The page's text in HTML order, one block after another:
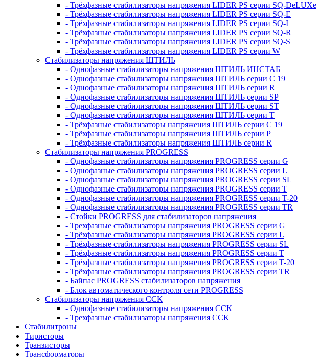
- Трёхфазные стабилизаторы напряжения LIDER PS серии SQ-DeLUXe
- Трёхфазные стабилизаторы напряжения LIDER PS серии SQ-E
- Трёхфазные стабилизаторы напряжения LIDER PS серии SQ-I
- Трёхфазные стабилизаторы напряжения LIDER PS серии SQ-R
- Трёхфазные стабилизаторы напряжения LIDER PS серии SQ-S
- Трёхфазные стабилизаторы напряжения LIDER PS серии W
Стабилизаторы напряжения ШТИЛЬ
- Однофазные стабилизаторы напряжения ШТИЛЬ ИНСТАБ
- Однофазные стабилизаторы напряжения ШТИЛЬ серии C 19
- Однофазные стабилизаторы напряжения ШТИЛЬ серии R
- Однофазные стабилизаторы напряжения ШТИЛЬ серии SP
- Однофазные стабилизаторы напряжения ШТИЛЬ серии ST
- Однофазные стабилизаторы напряжения ШТИЛЬ серии T
- Трёхфазные стабилизаторы напряжения ШТИЛЬ серии C 19
- Трёхфазные стабилизаторы напряжения ШТИЛЬ серии P
- Трёхфазные стабилизаторы напряжения ШТИЛЬ серии R
Стабилизаторы напряжения PROGRESS
- Однофазные стабилизаторы напряжения PROGRESS серии G
- Однофазные стабилизаторы напряжения PROGRESS серии L
- Однофазные стабилизаторы напряжения PROGRESS серии SL
- Однофазные стабилизаторы напряжения PROGRESS серии T
- Однофазные стабилизаторы напряжения PROGRESS серии T-20
- Однофазные стабилизаторы напряжения PROGRESS серии TR
- Стойки PROGRESS для стабилизаторов напряжения
- Трехфазные стабилизаторы напряжения PROGRESS серии G
- Трёхфазные стабилизаторы напряжения PROGRESS серии L
- Трёхфазные стабилизаторы напряжения PROGRESS серии SL
- Трёхфазные стабилизаторы напряжения PROGRESS серии T
- Трёхфазные стабилизаторы напряжения PROGRESS серии T-20
- Трёхфазные стабилизаторы напряжения PROGRESS серии TR
- Байпас PROGRESS стабилизаторов напряжения
- Блок автоматического контроля сети PROGRESS
Стабилизаторы напряжения ССК
- Однофазные стабилизаторы напряжения ССК
- Трехфазные стабилизаторы напряжения ССК
Стабилитроны
Тиристоры
Транзисторы
Трансформаторы